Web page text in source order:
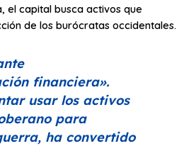
el capital busca activos que
de los burócratas occidentales.
financiera».
usar los activos
para
ha convertido